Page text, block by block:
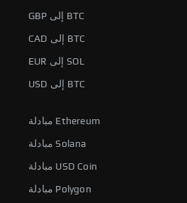
GBP إلى BTC
CAD إلى BTC
EUR إلى SOL
USD إلى BTC
مبادلة Ethereum
مبادلة Solana
مبادلة USD Coin
مبادلة Polygon